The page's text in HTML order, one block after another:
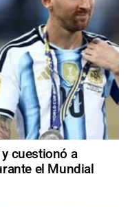
cuestionó a
el Mundial